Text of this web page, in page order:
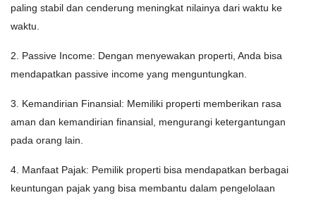
paling stabil dan cenderung meningkat nilainya dari waktu ke
waktu.
2. Passive Income: Dengan menyewakan properti, Anda bisa
mendapatkan passive income yang menguntungkan.
3. Kemandirian Finansial: Memiliki properti memberikan rasa
aman dan kemandirian finansial, mengurangi ketergantungan
pada orang lain.
4. Manfaat Pajak: Pemilik properti bisa mendapatkan berbagai
keuntungan pajak yang bisa membantu dalam pengelolaan